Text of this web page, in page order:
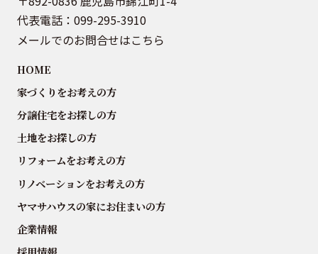
代表電話： 099-295-3910
メールでのお問合せはこちら
HOME
家づくりをお考えの方
分譲住宅をお探しの方
土地をお探しの方
リフォームをお考えの方
リノベーションをお考えの方
ヤマサハウスの家にお住まいの方
企業情報